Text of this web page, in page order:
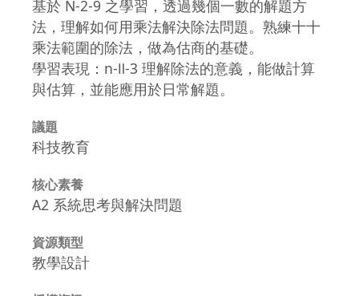
基於 N-2-9 之學習，透過幾個一數的解題方
法，理解如何用乘法解決除法問題。熟練十十
乘法範圍的除法，做為估商的基礎。
學習表現：n-Ⅱ-3 理解除法的意義，能做計算
與估算，並能應用於日常解題。
議題
科技教育
核心素養
A2 系統思考與解決問題
資源類型
教學設計